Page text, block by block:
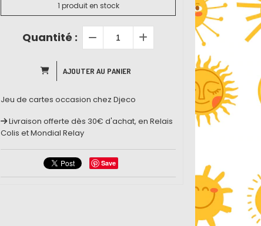
1 produit en stock
Quantité :
AJOUTER AU PANIER
Jeu de cartes occasion chez Djeco
Livraison offerte dès 30€ d'achat, en Relais
Colis et Mondial Relay
Save